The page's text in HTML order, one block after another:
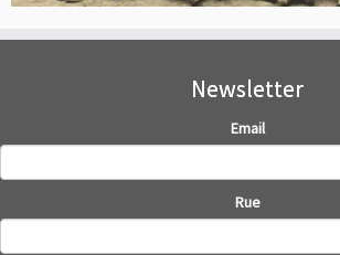
Newsletter
Email
Rue